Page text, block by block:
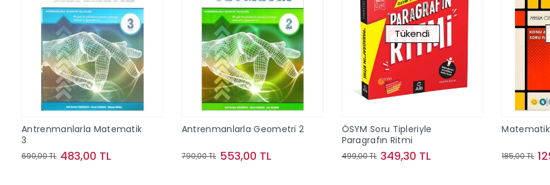
Antrenmanlarla Matematik
3
690,00 TL 483,00 TL
Antrenmanlarla Geometri 2
790,00 TL 553,00 TL
Tükendi
ÖSYM Soru Tipleriyle
Paragrafın Ritmi
499,00 TL 349,30 TL 185,00 TL